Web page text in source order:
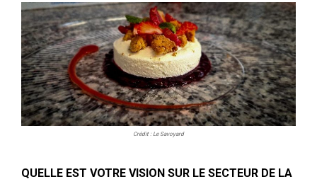
Crédit : Le Savoyard
QUELLE EST VOTRE VISION SUR LE SECTEUR DE LA